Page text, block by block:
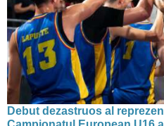
Debut dezastruos al